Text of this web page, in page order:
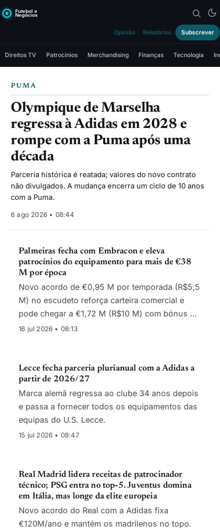
Opinião Relatórios Subscrever
Direitos TV Patrocínios Merchandising Finanças Tecnologia
PUMA
Olympique de Marselha
regressa à Adidas em 2028 e
rompe com a Puma após uma
década
Parceria histórica é reatada; valores do novo contrato
não divulgados. A mudança encerra um ciclo de 10 anos
com a Puma.
6 ago 2026 • 08:44
Palmeiras fecha com Embracon e eleva
patrocínios do equipamento para mais de €38
M por época
Novo acordo de €0,95 M por temporada (R$5,5
M) no escudeto reforça carteira comercial e
pode chegar a €1,72 M (R$10 M) com bónus de
desempenho.
16 jul 2026 • 08:13
Lecce fecha parceria plurianual com a Adidas a
partir de 2026/27
Marca alemã regressa ao clube 34 anos depois
e passa a fornecer todos os equipamentos das
equipas do U.S. Lecce.
15 jul 2026 • 08:47
Real Madrid lidera receitas de patrocinador
técnico; PSG entra no top‑5. Juventus domina
em Itália, mas longe da elite europeia
Novo acordo do Real com a Adidas fixa
€120M/ano e mantém os madrilenos no topo.